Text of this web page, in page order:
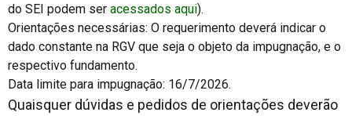
do SEI podem ser acessados aqui).
Orientações necessárias: O requerimento deverá indicar o
dado constante na RGV que seja o objeto da impugnação, e o
respectivo fundamento.
Data limite para impugnação: 16/7/2026.
Quaisquer dúvidas e pedidos de orientações deverão